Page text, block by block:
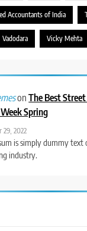
Accountants of India
Vadodara Vicky Mehta
onThe Best
Spring
29, 2022
is simply dummy text
industry.